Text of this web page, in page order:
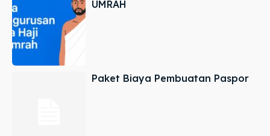
UMRAH
Paket Biaya Pembuatan Paspor